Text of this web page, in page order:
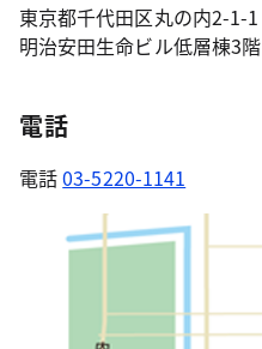
東京都千代田区丸の内2-1-1
明治安田生命ビル低層棟3階
電話
電話03-5220-1141